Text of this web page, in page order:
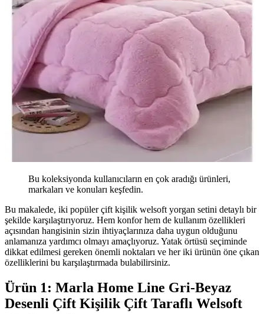
Bu koleksiyonda kullanıcıların en çok aradığı ürünleri,
markaları ve konuları keşfedin.
Bu makalede, iki popüler çift kişilik welsoft yorgan setini detaylı bir
şekilde karşılaştırıyoruz. Hem konfor hem de kullanım özellikleri
açısından hangisinin sizin ihtiyaçlarınıza daha uygun olduğunu
anlamanıza yardımcı olmayı amaçlıyoruz. Yatak örtüsü seçiminde
dikkat edilmesi gereken önemli noktaları ve her iki ürünün öne çıkan
özelliklerini bu karşılaştırmada bulabilirsiniz.
Ürün 1: Marla Home Line Gri-Beyaz
Desenli Çift Kişilik Çift Taraflı Welsoft